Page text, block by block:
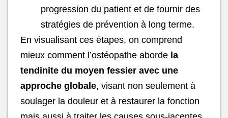
progression du patient et de fournir des
stratégies de prévention à long terme.
En visualisant ces étapes, on comprend
mieux comment l’ostéopathe aborde la
tendinite du moyen fessier avec une
approche globale, visant non seulement à
soulager la douleur et à restaurer la fonction